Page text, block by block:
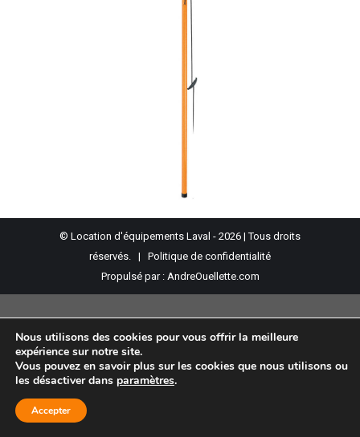
© Location d'équipements Laval - 2026 | Tous droits
réservés. | Politique de confidentialité
Propulsé par : AndreOuellette.com
Nous utilisons des cookies pour vous offrir la meilleure
expérience sur notre site.
Vous pouvez en savoir plus sur les cookies que nous utilisons ou
les désactiver dans paramètres.
Accepter